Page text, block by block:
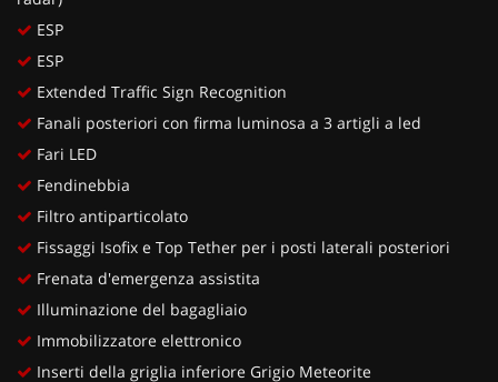
ESP
ESP
Extended Traffic Sign Recognition
Fanali posteriori con firma luminosa a 3 artigli a led
Fari LED
Fendinebbia
Filtro antiparticolato
Fissaggi Isofix e Top Tether per i posti laterali posteriori
Frenata d'emergenza assistita
Illuminazione del bagagliaio
Immobilizzatore elettronico
Inserti della griglia inferiore Grigio Meteorite